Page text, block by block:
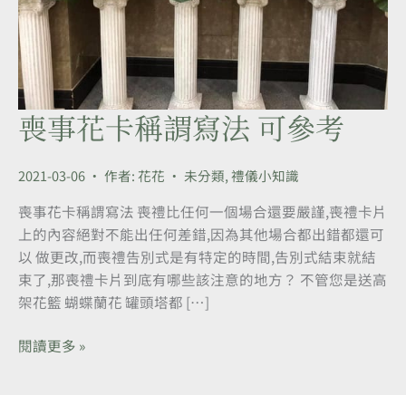
喪事花卡稱謂寫法 可參考
2021-03-06 • 作者:花花 • 未分類,禮儀小知識
喪事花卡稱謂寫法 喪禮比任何一個場合還要嚴謹,喪禮卡片
上的內容絕對不能出任何差錯,因為其他場合都出錯都還可
以 做更改,而喪禮告別式是有特定的時間,告別式結束就結
束了,那喪禮卡片到底有哪些該注意的地方？ 不管您是送高
架花籃 蝴蝶蘭花 罐頭塔都 […]
喪
事
卡
稱
謂
寫
法
可
考
閱讀更多 »